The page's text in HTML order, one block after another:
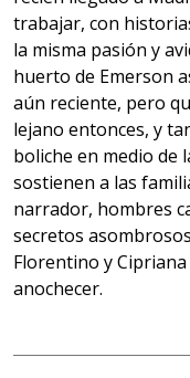
trabajar, con
la misma pasión y
huerto de Emerson
aún reciente, pero
lejano entonces, y
boliche en medio de
sostienen a las
narrador, hombres
secretos
Florentino y
anochecer.